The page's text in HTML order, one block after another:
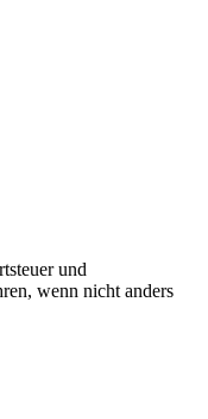
und
wenn nicht anders